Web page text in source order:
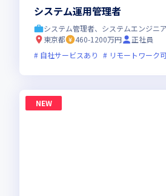
システム運用管理者
システム管理者、システムエンジニア
東京都
460-1200万円
正社員
自社サービスあり
リモートワーク
NEW